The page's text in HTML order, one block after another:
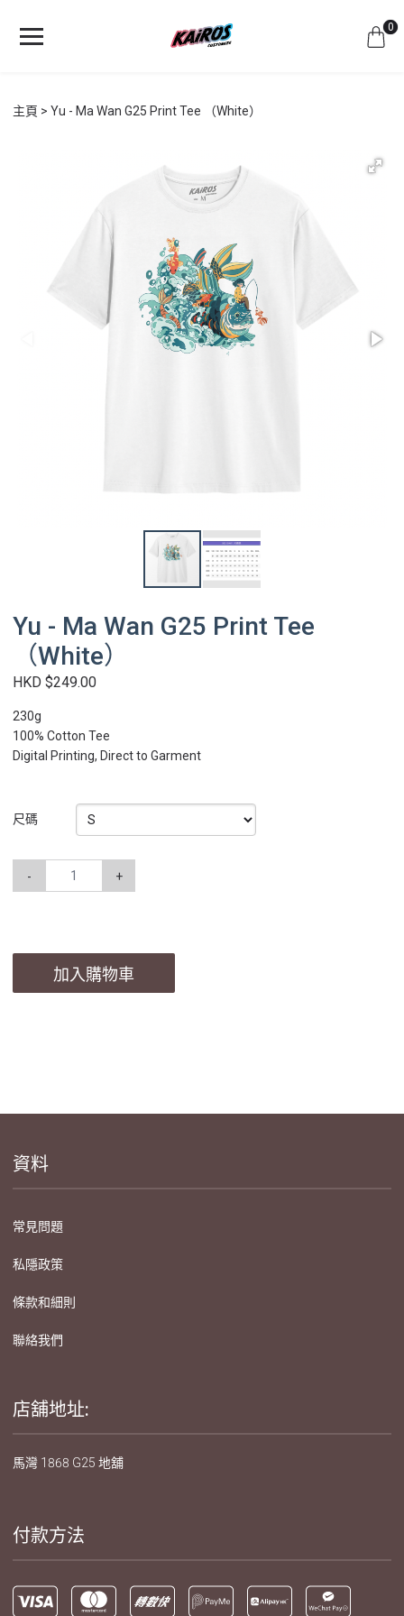
0
主頁 Yu - Ma Wan G25 Print Tee （White）
Yu - Ma Wan G25 Print Tee
（White）
HKD $249.00
230g
100% Cotton Tee
Digital Printing, Direct to Garment
尺碼
- +
加入購物車
資料
常見問題
私隱政策
條款和細則
聯絡我們
店舖地址:
馬灣 1868 G25 地舖
付款方法